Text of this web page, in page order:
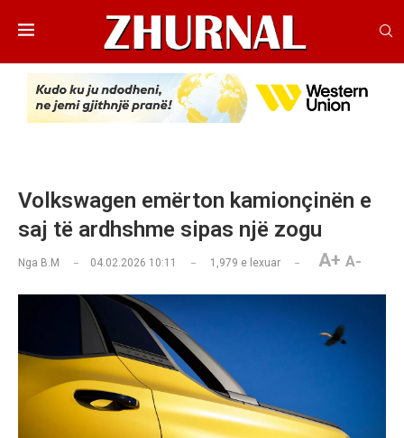
Volkswagen emërton kamionçinën e
saj të ardhshme sipas një zogu
Nga B.M 04.02.2026 10:11 1,979 e lexuar A+ A-